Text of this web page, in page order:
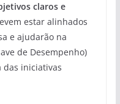
claros e
estar alinhados
e ajudarão na
de Desempenho)
iniciativas